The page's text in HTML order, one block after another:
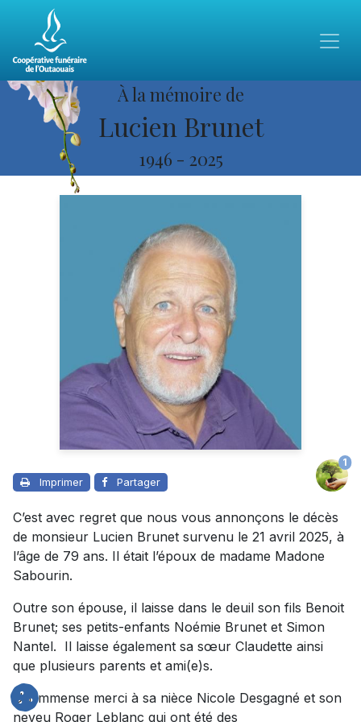
À la mémoire de
Lucien Brunet
1946 - 2025
Imprimer Partager
1
C’est avec regret que nous vous annonçons le décès
de monsieur Lucien Brunet survenu le 21 avril 2025, à
l’âge de 79 ans. Il était l’époux de madame Madone
Sabourin.
Outre son épouse, il laisse dans le deuil son fils Benoit
Brunet; ses petits-enfants Noémie Brunet et Simon
Nantel. Il laisse également sa sœur Claudette ainsi
que plusieurs parents et ami(e)s.
Un immense merci à sa nièce Nicole Desgagné et son
neveu Roger Leblanc qui ont été des